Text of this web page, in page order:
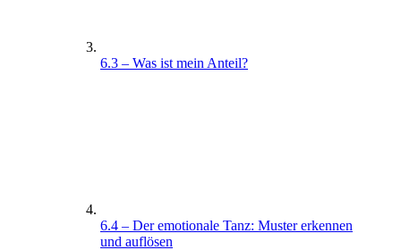
6.3 – Was ist mein Anteil?
6.4 – Der emotionale Tanz: Muster erkennen
und auflösen